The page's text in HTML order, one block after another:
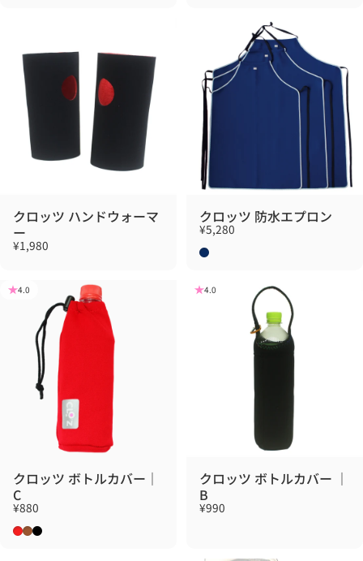
クロッツ ハンドウォーマ
ー
¥1,980
クロッツ 防水エプロン
¥5,280
ネイビー
4.0
クロッツ ボトルカバー｜
C
¥880
レッド
ブラウン
ブラック
4.0
クロッツ ボトルカバー ｜
B
¥990